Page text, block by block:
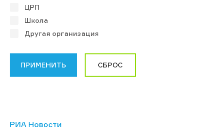
ЦРП
Школа
Другая организация
РИА Новости